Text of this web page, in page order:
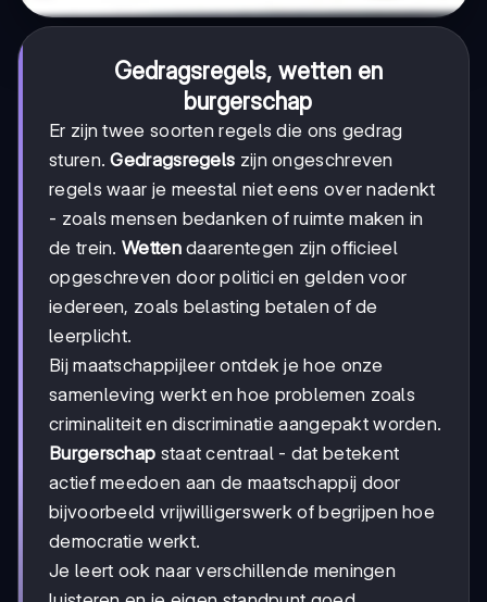
Gedragsregels, wetten en
burgerschap
Er zijn twee soorten regels die ons gedrag
sturen.Gedragsregels zijn ongeschreven
regels waar je meestal niet eens over nadenkt
- zoals mensen bedanken of ruimte maken in
de trein. Wettendaarentegen zijn officieel
opgeschreven door politici en gelden voor
iedereen, zoals belasting betalen of de
leerplicht.
Bij maatschappijleer ontdek je hoe onze
samenleving werkt en hoe problemen zoals
criminaliteit en discriminatie aangepakt worden.
Burgerschap staat centraal - dat betekent
actief meedoen aan de maatschappij door
bijvoorbeeld vrijwilligerswerk of begrijpen hoe
democratie werkt.
Je leert ook naar verschillende meningen